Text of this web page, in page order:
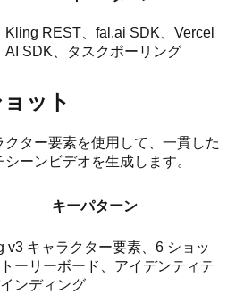
Kling REST、fal.ai SDK、Vercel
AI SDK、タスクポーリング
ット
ター要素を使用して、一貫した
ーンビデオを生成します。
キーパターン
v3 キャラクター要素、6 ショッ
トーリーボード、アイデンティテ
ンディング